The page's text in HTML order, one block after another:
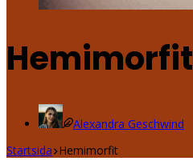
Hemimorfit
Alexandra Geschwind
Startsida Hemimorfit